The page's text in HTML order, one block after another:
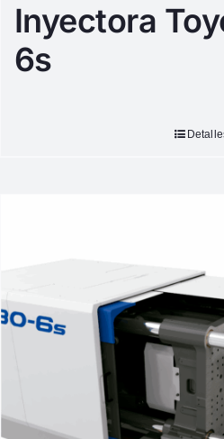
Inyectora
6s